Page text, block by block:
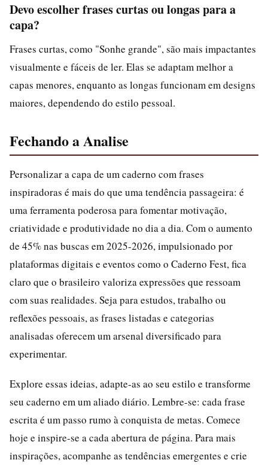
Devo escolher frases curtas ou longas para a
capa?
Frases curtas, como "Sonhe grande", são mais impactantes
visualmente e fáceis de ler. Elas se adaptam melhor a
capas menores, enquanto as longas funcionam em designs
maiores, dependendo do estilo pessoal.
Fechando a Analise
Personalizar a capa de um caderno com frases
inspiradoras é mais do que uma tendência passageira: é
uma ferramenta poderosa para fomentar motivação,
criatividade e produtividade no dia a dia. Com o aumento
de 45% nas buscas em 2025-2026, impulsionado por
plataformas digitais e eventos como o Caderno Fest, fica
claro que o brasileiro valoriza expressões que ressoam
com suas realidades. Seja para estudos, trabalho ou
reflexões pessoais, as frases listadas e categorias
analisadas oferecem um arsenal diversificado para
experimentar.
Explore essas ideias, adapte-as ao seu estilo e transforme
seu caderno em um aliado diário. Lembre-se: cada frase
escrita é um passo rumo à conquista de metas. Comece
hoje e inspire-se a cada abertura de página. Para mais
inspirações, acompanhe as tendências emergentes e crie